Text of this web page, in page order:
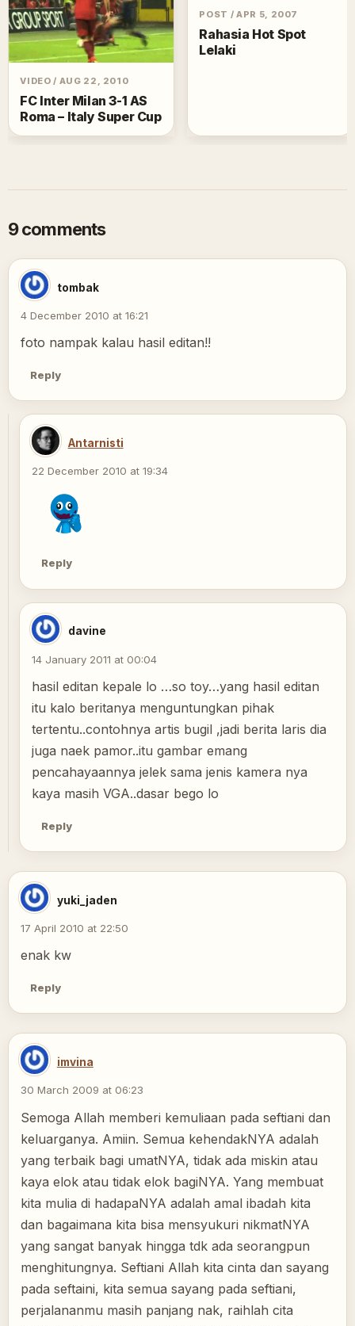
VIDEO/ AUG 22, 2010
FC Inter Milan 3-1 AS
Roma – Italy Super Cup
POST / APR 5, 2007
Rahasia Hot Spot
Lelaki
9 comments
tombak
4 December 2010 at 16:21
foto nampak kalau hasil editan!!
Reply
Antarnisti
22 December 2010 at 19:34
Reply
davine
14 January 2011 at 00:04
hasil editan kepale lo …so toy…yang hasil editan
itu kalo beritanya menguntungkan pihak
tertentu..contohnya artis bugil ,jadi berita laris dia
juga naek pamor..itu gambar emang
pencahayaannya jelek sama jenis kamera nya
kaya masih VGA..dasar bego lo
Reply
yuki_jaden
17 April 2010 at 22:50
enak kw
Reply
imvina
30 March 2009 at 06:23
Semoga Allah memberi kemuliaan pada seftiani dan
keluarganya. Amiin. Semua kehendakNYA adalah
yang terbaik bagi umatNYA, tidak ada miskin atau
kaya elok atau tidak elok bagiNYA. Yang membuat
kita mulia di hadapaNYA adalah amal ibadah kita
dan bagaimana kita bisa mensyukuri nikmatNYA
yang sangat banyak hingga tdk ada seorangpun
menghitungnya. Seftiani Allah kita cinta dan sayang
pada seftaini, kita semua sayang pada seftiani,
perjalananmu masih panjang nak, raihlah cita